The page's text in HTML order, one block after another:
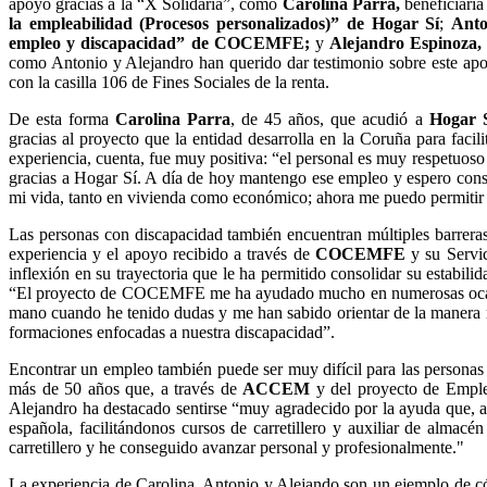
la empleabilidad (Procesos personalizados)” de Hogar Sí;
empleo y discapacidad” de COCEMFE; y Alejandro
como Antonio y Alejandro han querido dar testimonio sobre este
con la casilla 106 de Fines Sociales de la renta.
De esta formaCarolina Parra, de 45 años, que acudió a Hogar
gracias al proyecto que la entidad desarrolla en la Coruña para
experiencia, cuenta, fue muy positiva: “el personal es muy
gracias a Hogar Sí. A día de hoy mantengo ese empleo y espero
mi vida, tanto en vivienda como económico; ahora me puedo
Las personas con discapacidad también encuentran múltiples
experiencia y el apoyo recibido a través de COCEMFE y su
inflexión en su trayectoria que le ha permitido consolidar su
“El proyecto de COCEMFE me ha ayudado mucho en numerosas
mano cuando he tenido dudas y me han sabido orientar de la
formaciones enfocadas a nuestra discapacidad”.
Encontrar un empleo también puede ser muy difícil para las
más de 50 años que, a través de ACCEM y del proyecto de
Alejandro ha destacado sentirse “muy agradecido por la ayuda
española, facilitándonos cursos de carretillero y auxiliar de
carretillero y he conseguido avanzar personal y profesionalmente."